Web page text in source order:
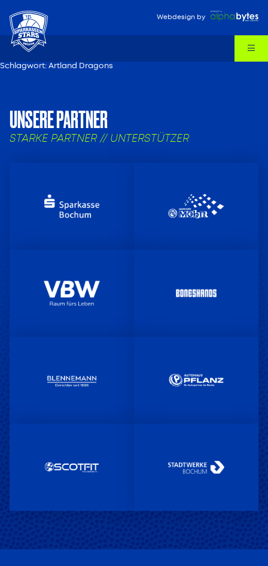
Webdesign by
Schlagwort:Artland Dragons
UNSERE PARTNER
STARKE PARTNER // UNTERSTÜTZER